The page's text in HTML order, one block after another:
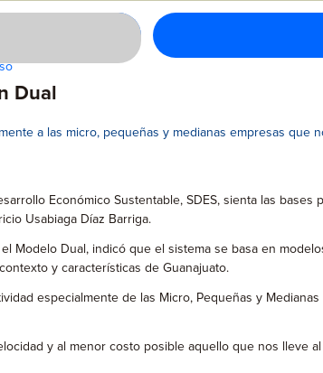
Dual
a las micro, pequeñas y medianas empresas
Económico Sustentable, SDES, sienta las
Usabiaga Díaz Barriga.
Modelo Dual, indicó que el sistema se basa en
y características de Guanajuato.
especialmente de las Micro, Pequeñas y
y al menor costo posible aquello que nos lleve